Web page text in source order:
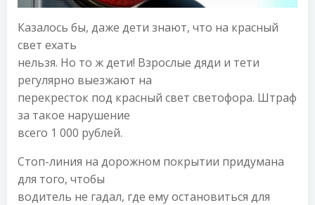
Казалось бы, даже дети знают, что на красный
свет ехать
нельзя. Но то ж дети! Взрослые дяди и тети
регулярно выезжают на
перекресток под красный свет светофора. Штраф
за такое нарушение
всего 1 000 рублей.
Стоп-линия на дорожном покрытии придумана
для того, чтобы
водитель не гадал, где ему остановиться для